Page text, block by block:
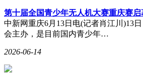
第十届全国青少年无人机大赛重庆赛
中新网重庆6月13日电(记者肖江川)13
会主办，是目前国内青少年…
2026-06-14